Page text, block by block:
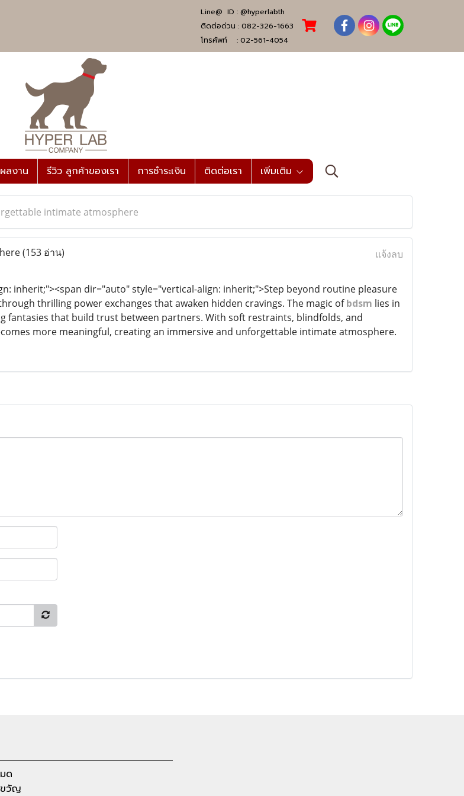
Line@ ID : @hyperlabth
ติดต่อด่วน : 082-326-1663
โทรศัพท์ : 02-561-4054
ผลงาน รีวิว ลูกค้าของเรา การชำระเงิน ติดต่อเรา เพิ่มเติม
intimate atmosphere
(153 อ่าน) แจ้งลบ
inherit;"><span dir="auto" style="vertical-align: inherit;">Step beyond routine pleasure
thrilling power exchanges that awaken hidden cravings. The magic ofbdsm lies in
fantasies that build trust between partners. With soft restraints, blindfolds, and
more meaningful, creating an immersive and unforgettable intimate atmosphere.
ด
วัญ